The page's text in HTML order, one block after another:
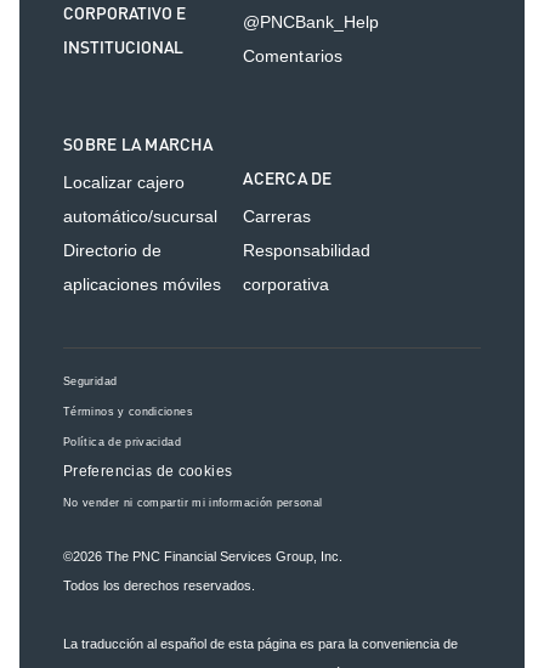
CORPORATIVO E
INSTITUCIONAL
@PNCBank_Help
Comentarios
SOBRE LA MARCHA
Localizar cajero
automático/sucursal
Directorio de
aplicaciones móviles
ACERCA DE
Carreras
Responsabilidad
corporativa
Seguridad
Términos y condiciones
Política de privacidad
Preferencias de cookies
No vender ni compartir mi información personal
©2026 The PNC Financial Services Group, Inc.
Todos los derechos reservados.
La traducción al español de esta página es para la conveniencia de